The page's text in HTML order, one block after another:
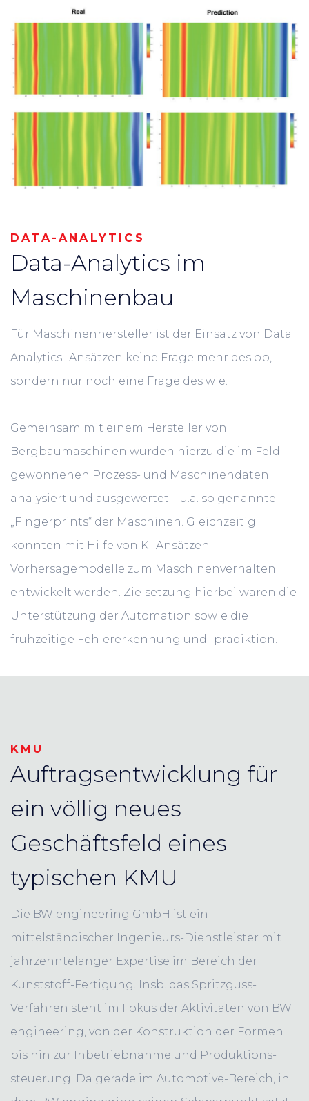
DATA-ANALYTICS
Data-Analytics im
Maschinenbau
Für Maschinenhersteller ist der Einsatz von Data
Analytics- Ansätzen keine Frage mehr des ob,
sondern nur noch eine Frage des wie.
Gemeinsam mit einem Hersteller von
Bergbaumaschinen wurden hierzu die im Feld
gewonnenen Prozess- und Maschinendaten
analysiert und ausgewertet – u.a. so genannte
„Fingerprints“ der Maschinen. Gleichzeitig
konnten mit Hilfe von KI-Ansätzen
Vorhersagemodelle zum Maschinenverhalten
entwickelt werden. Zielsetzung hierbei waren die
Unterstützung der Automation sowie die
frühzeitige Fehlererkennung und -prädiktion.
KMU
Auftragsentwicklung für
ein völlig neues
Geschäftsfeld eines
typischen KMU
Die BW engineering GmbH ist ein
mittelständischer Ingenieurs-Dienstleister mit
jahrzehntelanger Expertise im Bereich der
Kunststoff-Fertigung. Insb. das Spritzguss-
Verfahren steht im Fokus der Aktivitäten von BW
engineering, von der Konstruktion der Formen
bis hin zur Inbetriebnahme und Produktions-
steuerung. Da gerade im Automotive-Bereich, in